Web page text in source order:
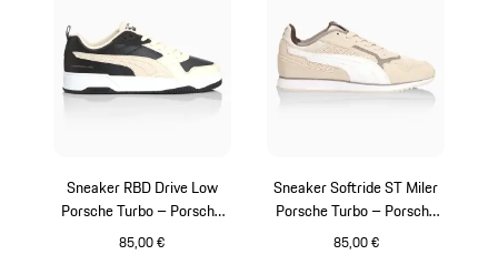
Sneaker RBD Drive Low
Porsche Turbo – Porsche
Legacy x PUMA
85,00 €
Sneaker Softride ST Miler
Porsche Turbo – Porsche
Legacy x PUMA
85,00 €